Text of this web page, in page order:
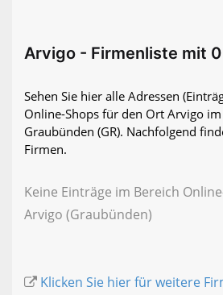
Arvigo - Firmenliste mit
Sehen Sie hier alle Adressen
Online-Shops für den Ort Arvigo
Graubünden (GR). Nachfolgend
Firmen.
Keine Einträge im Bereich
Arvigo (Graubünden)
Klicken Sie hier für weitere